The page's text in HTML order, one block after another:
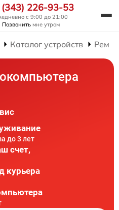
(343) 226-93-53
с 9:00 до 21:00
Позвонить мне утром
Каталог устройств
до 3 лет
счет,
курьера